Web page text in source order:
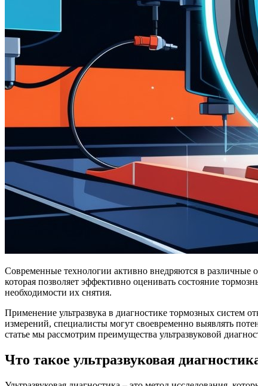
Современные технологии активно внедряются в различные
которая позволяет эффективно оценивать состояние
необходимости их снятия.
Применение ультразвука в диагностике тормозных систем
измерений, специалисты могут своевременно выявлять
статье мы рассмотрим преимущества ультразвуковой
Что такое ультразвуковая